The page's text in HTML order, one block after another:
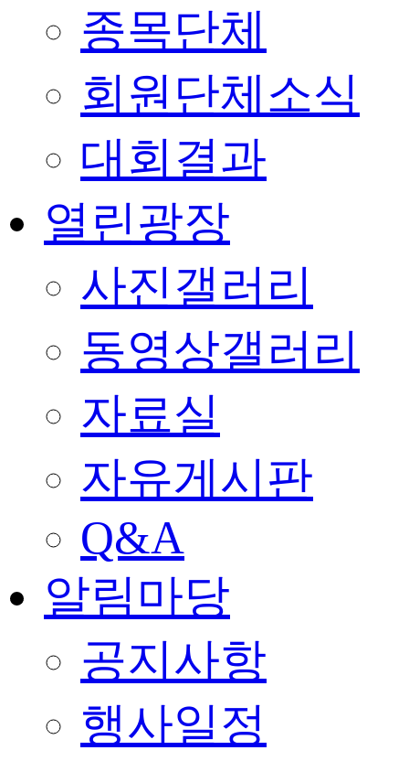
종목단체
회원단체소식
대회결과
열린광장
사진갤러리
동영상갤러리
자료실
자유게시판
Q&A
알림마당
공지사항
행사일정